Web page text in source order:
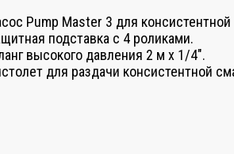
Pump Master 3 для
подставка с 4 роликами.
высокого давления 2 м x 1/4″.
для раздачи консистентной